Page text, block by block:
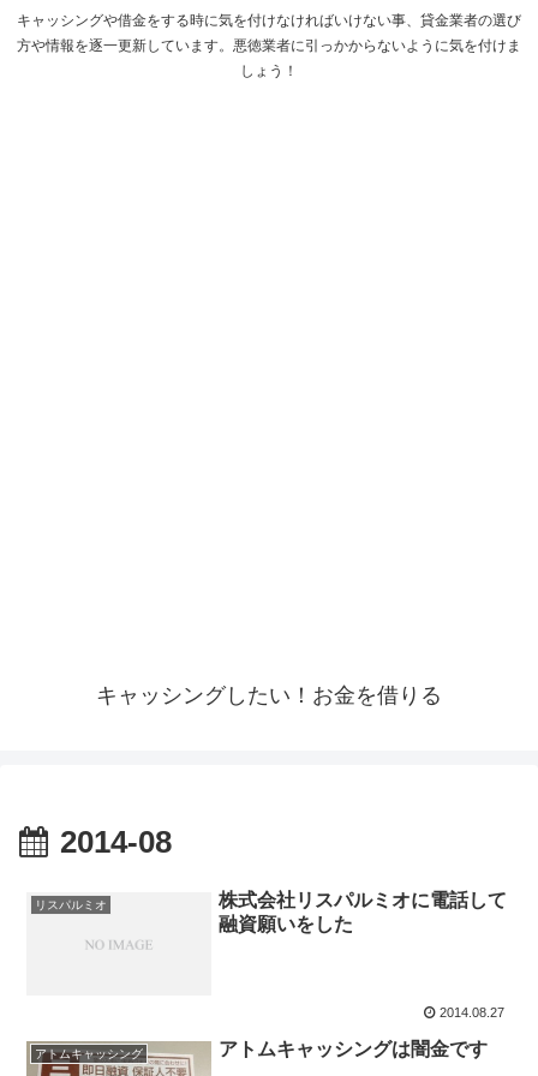
キャッシングや借金をする時に気を付けなければいけない事、貸金業者の選び
方や情報を逐一更新しています。悪徳業者に引っかからないように気を付けま
しょう！
キャッシングしたい！お金を借りる
2014-08
リスパルミオ
株式会社リスパルミオに電話して
融資願いをした
2014.08.27
アトムキャッシング アトムキャッシングは闇金です